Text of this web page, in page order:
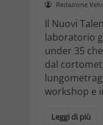
Redazione
Il Nuovi
laboratorio
under 35
dal
workshop e
Leggi di più